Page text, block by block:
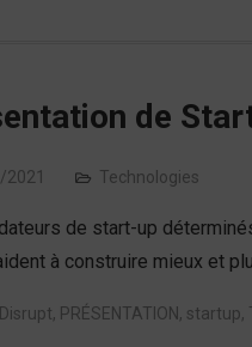
de
Technologies
de start-up
à construire mieux et
Disrupt, PRÉSENTATION , startup,